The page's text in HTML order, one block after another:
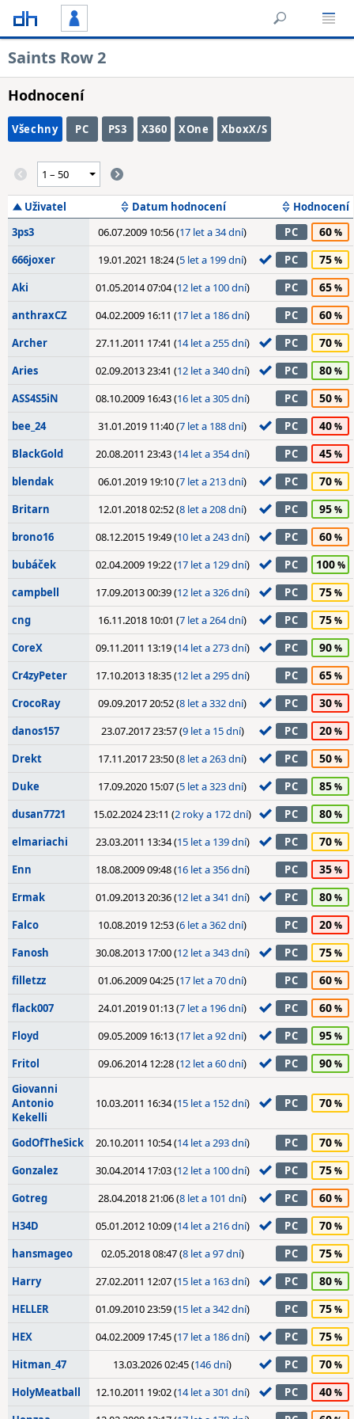
Saints Row 2
Hodnocení
Všechny PC PS3 X360 XOne XboxX/S
Uživatel Datum hodnocení
Hodnocení
3ps3
06.07.2009 10:56 (17 let a 34 dní) PC 60
666joxer 19.01.2021 18:24 (5 let a 199 dní) PC 75
Aki 01.05.2014 07:04 (12 let a 100 dní) PC 65
anthraxCZ 04.02.2009 16:11 (17 let a 186 dní) PC 60
Archer 27.11.2011 17:41 (14 let a 255 dní) PC 70
Aries 02.09.2013 23:41 (12 let a 340 dní) PC 80
ASS4S5iN 08.10.2009 16:43 (16 let a 305 dní) PC 50
bee_24 31.01.2019 11:40 (7 let a 188 dní) PC 40
BlackGold 20.08.2011 23:43 (14 let a 354 dní) PC 45
blendak 06.01.2019 19:10 (7 let a 213 dní) PC 70
Britarn 12.01.2018 02:52 (8 let a 208 dní) PC 95
brono16 08.12.2015 19:49 (10 let a 243 dní) PC 60
bubáček 02.04.2009 19:22 (17 let a 129 dní) PC 100
campbell 17.09.2013 00:39 (12 let a 326 dní) PC 75
cng 16.11.2018 10:01 (7 let a 264 dní) PC 75
CoreX 09.11.2011 13:19 (14 let a 273 dní) PC 90
Cr4zyPeter 17.10.2013 18:35 (12 let a 295 dní) PC 65
CrocoRay 09.09.2017 20:52 (8 let a 332 dní) PC 30
danos157 23.07.2017 23:57 (9 let a 15 dní) PC 20
Drekt 17.11.2017 23:50 (8 let a 263 dní) PC 50
Duke 17.09.2020 15:07 (5 let a 323 dní) PC 85
dusan7721 15.02.2024 23:11 (2 roky a 172 dní) PC 80
elmariachi 23.03.2011 13:34 (15 let a 139 dní) PC 70
Enn 18.08.2009 09:48 (16 let a 356 dní) PC 35
Ermak 01.09.2013 20:36 (12 let a 341 dní) PC 80
Falco 10.08.2019 12:53 (6 let a 362 dní) PC 20
Fanosh 30.08.2013 17:00 (12 let a 343 dní) PC 75
filletzz 01.06.2009 04:25 (17 let a 70 dní) PC 60
flack007 24.01.2019 01:13 (7 let a 196 dní) PC 60
Floyd 09.05.2009 16:13 (17 let a 92 dní) PC 95
Fritol 09.06.2014 12:28 (12 let a 60 dní) PC 90
Giovanni
Antonio
Kekelli
10.03.2011 16:34 (15 let a 152 dní) PC 70
GodOfTheSick 20.10.2011 10:54 (14 let a 293 dní) PC 70
Gonzalez 30.04.2014 17:03 (12 let a 100 dní) PC 75
Gotreg 28.04.2018 21:06 (8 let a 101 dní) PC 60
H34D 05.01.2012 10:09 (14 let a 216 dní) PC 70
hansmageo 02.05.2018 08:47 (8 let a 97 dní) PC 75
Harry 27.02.2011 12:07 (15 let a 163 dní) PC 80
HELLER 01.09.2010 23:59 (15 let a 342 dní) PC 75
HEX 04.02.2009 17:45 (17 let a 186 dní) PC 75
Hitman_47 13.03.2026 02:45 (146 dní) PC 70
HolyMeatball 12.10.2011 19:02 (14 let a 301 dní) PC 40